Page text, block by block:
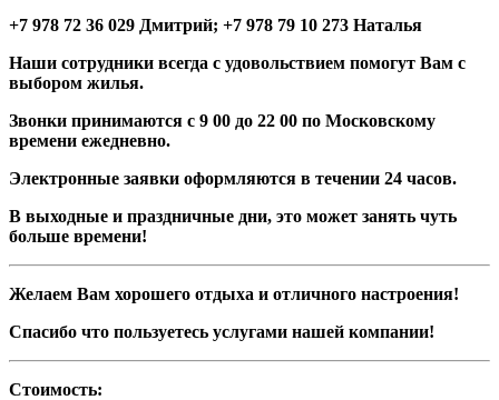
+7 978 72 36 029 Дмитрий; +7 978 79 10 273 Наталья
Наши сотрудники всегда с удовольствием помогут Вам с
выбором жилья.
Звонки принимаются с 9 00 до 22 00 по Московскому
времени ежедневно.
Электронные заявки оформляются в течении 24 часов.
В выходные и праздничные дни, это может занять чуть
больше времени!
Желаем Вам хорошего отдыха и отличного настроения!
Спасибо что пользуетесь услугами нашей компании!
Стоимость: